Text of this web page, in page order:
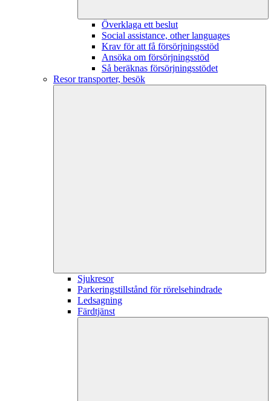
Överklaga ett beslut
Social assistance, other languages
Krav för att få försörjningsstöd
Ansöka om försörjningsstöd
Så beräknas försörjningsstödet
Resor transporter, besök
Sjukresor
Parkeringstillstånd för rörelsehindrade
Ledsagning
Färdtjänst